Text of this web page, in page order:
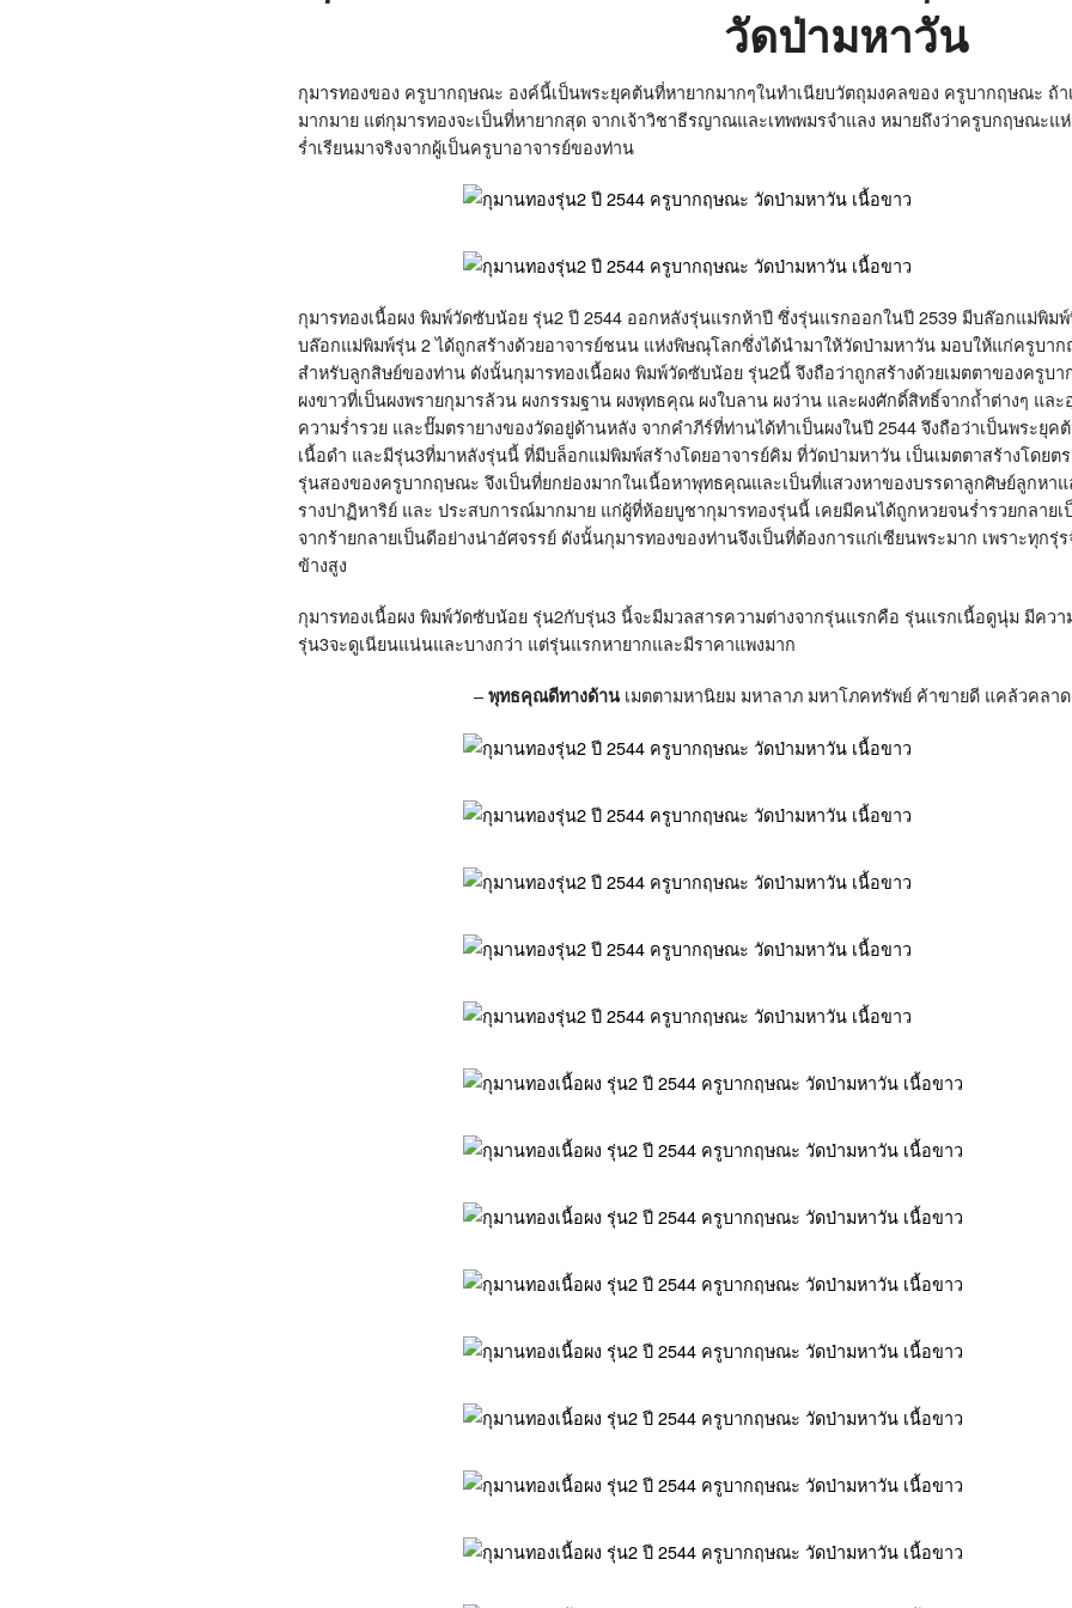
วัดป่ามหาวัน
กุมารทองของ ครูบากฤษณะ องค์นี้เป็นพระยุคต้นที่หายากมากๆในทำเนียบวัตถุมงคลของ ครูบากฤษณะ ถ้า
มากมาย แต่กุมารทองจะเป็นที่หายากสุด จากเจ้าวิชาธีรญาณและเทพพมรจำแลง หมายถึงว่าครูบกฤษณะแ
ร่ำเรียนมาจริงจากผู้เป็นครูบาอาจารย์ของท่าน
กุมารทองเนื้อผง พิมพ์วัดซับน้อย รุ่น2 ปี 2544 ออกหลังรุ่นแรกห้าปี ซึ่งรุ่นแรกออกในปี 2539 มีบล๊อกแม่พิม
บล๊อกแม่พิมพ์รุ่น 2 ได้ถูกสร้างด้วยอาจารย์ชนน แห่งพิษณุโลกซึ่งได้นำมาให้วัดป่ามหาวัน มอบให้แก่ครูบา
สำหรับลูกสิษย์ของท่าน ดังนั้นกุมารทองเนื้อผง พิมพ์วัดซับน้อย รุ่น2นี้ จึงถือว่าถูกสร้างด้วยเมตตาของครู
ผงขาวที่เป็นผงพรายกุมารล้วน ผงกรรมฐาน ผงพุทธคุณ ผงใบลาน ผงว่าน และผงศักดิ์สิทธิ์จากถ้ำต่างๆ แล
ความร่ำรวย และปั๊มตรายางของวัดอยู่ด้านหลัง จากคำภีร์ที่ท่านได้ทำเป็นผงในปี 2544 จึงถือว่าเป็นพระ
เนื้อดำ และมีรุ่น3ที่มาหลังรุ่นนี้ ที่มีบล็อกแม่พิมพ์สร้างโดยอาจารย์คิม ที่วัดป่ามหาวัน เป็นเมตตาสร้างโดย
รุ่นสองของครูบากฤษณะ จึงเป็นที่ยกย่องมากในเนื้อหาพุทธคุณและเป็นที่แสวงหาของบรรดาลูกศิษย์ลูกหา
รางปาฏิหาริย์ และ ประสบการณ์มากมาย แก่ผู้ที่ห้อยบูชากุมารทองรุ่นนี้ เคยมีคนได้ถูกหวยจนร่ำรวยกลาย
จากร้ายกลายเป็นดีอย่างน่าอัศจรรย์ ดังนั้นกุมารทองของท่านจึงเป็นที่ต้องการแก่เซียนพระมาก เพราะทุก
ข้างสูง
กุมารทองเนื้อผง พิมพ์วัดซับน้อย รุ่น2กับรุ่น3 นี้จะมีมวลสารความต่างจากรุ่นแรกคือ รุ่นแรกเนื้อดูนุ่ม มีคว
รุ่น3จะดูเนียนแน่นและบางกว่า แต่รุ่นแรกหายากและมีราคาแพงมาก
– พุทธคุณดีทางด้านเมตตามหานิยม มหาลาภ มหาโภคทรัพย์ ค้าขายดี แคล้วคลา